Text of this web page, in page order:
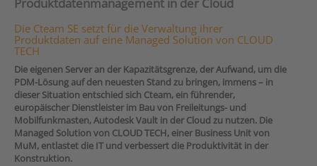
Produktdatenmanagement in der Cloud
Die Cteam SE setzt für die Verwaltung ihrer
Produktdaten auf eine Managed Solution von CLOUD
TECH
Die eigenen Server an der Kapazitätsgrenze, der Aufwand, um die
PDM-Lösung auf den neuesten Stand zu bringen, immens – in
dieser Situation entschied sich Cteam, ein führender,
europäischer Dienstleister im Bau von Freileitungs- und
Mobilfunkmasten, Autodesk Vault in der Cloud zu nutzen. Die
Managed Solution von CLOUD TECH, einer Business Unit von
MuM, entlastet die IT und verbessert die Produktivität in der
Konstruktion.